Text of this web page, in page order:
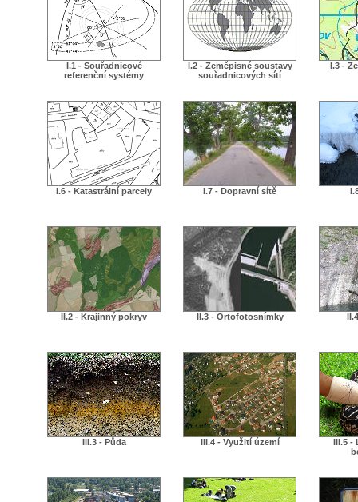
I.1 - Souřadnicové
referenční systémy
I.2 - Zeměpisné soustavy
souřadnicových sítí
I.3 -
I.6 - Katastrální parcely I.7 - Dopravní sítě
II.2 - Krajinný pokryv II.3 - Ortofotosnímky
III.3 - Půda III.4 - Využití území
III.5